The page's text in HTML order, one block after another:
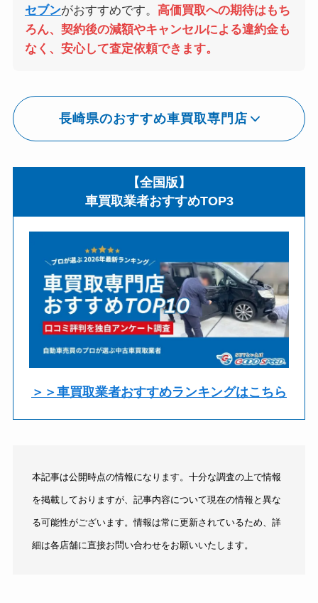
セブンがおすすめです。 高価買取への期待はもち
ろん、契約後の減額やキャンセルによる違約金も
なく、安心して査定依頼できます。
長崎県のおすすめ車買取専門店
【全国版】
車買取業者おすすめTOP3
＞＞車買取業者おすすめランキングはこちら
本記事は公開時点の情報になります。十分な調査の上で情報
を掲載しておりますが、記事内容について現在の情報と異な
る可能性がございます。情報は常に更新されているため、詳
細は各店舗に直接お問い合わせをお願いいたします。